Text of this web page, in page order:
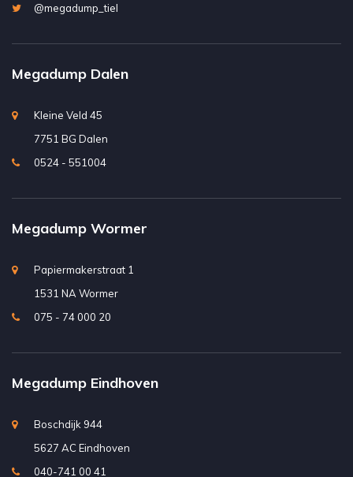
@megadump_tiel
Megadump Dalen
Kleine Veld 45
7751 BG Dalen
0524 - 551004
Megadump Wormer
Papiermakerstraat 1
1531 NA Wormer
075 - 74 000 20
Megadump Eindhoven
Boschdijk 944
5627 AC Eindhoven
040-741 00 41